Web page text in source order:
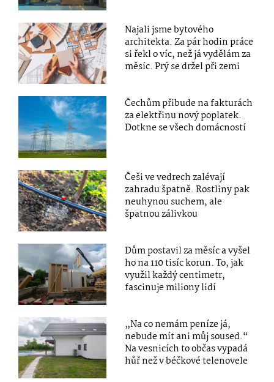
Najali jsme bytového
architekta. Za pár hodin práce
si řekl o víc, než já vydělám za
měsíc. Prý se držel při zemi
Čechům přibude na fakturách
za elektřinu nový poplatek.
Dotkne se všech domácností
Češi ve vedrech zalévají
zahradu špatně. Rostliny pak
neuhynou suchem, ale
špatnou zálivkou
Dům postavil za měsíc a vyšel
ho na 110 tisíc korun. To, jak
využil každý centimetr,
fascinuje miliony lidí
„Na co nemám peníze já,
nebude mít ani můj soused.“
Na vesnicích to občas vypadá
hůř než v béčkové telenovele